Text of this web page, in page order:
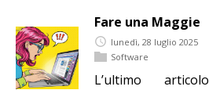
Fare una Maggie
lunedì, 28 luglio 2025
Software
L’ultimo